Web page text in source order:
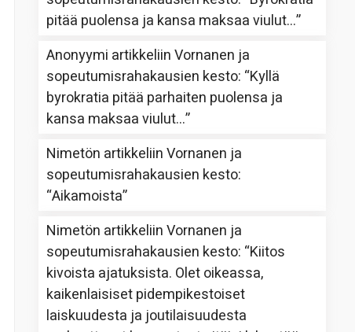
pitää puolensa ja kansa maksaa viulut…”
Anonyymi artikkeliinVornanen ja
sopeutumisrahakausien kesto: “Kyllä
byrokratia pitää parhaiten puolensa ja
kansa maksaa viulut…”
Nimetön artikkeliinVornanen ja
sopeutumisrahakausien kesto:
“Aikamoista”
Nimetön artikkeliinVornanen ja
sopeutumisrahakausien kesto: “Kiitos
kivoista ajatuksista. Olet oikeassa,
kaikenlaisiset pidempikestoiset
laiskuudesta ja joutilaisuudesta